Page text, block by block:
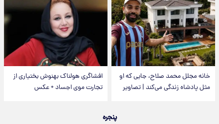
خانه مجلل محمد صلاح، جایی که او
مثل پادشاه زندگی می‌کند | تصاویر
افشاگری هولناک بهنوش بختیاری از
تجارت موی اجساد + عکس
پنجره